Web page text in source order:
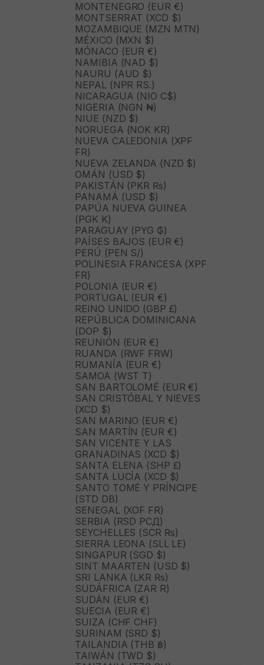
MONTENEGRO (EUR €)
MONTSERRAT (XCD $)
MOZAMBIQUE (MZN MTN)
MÉXICO (MXN $)
MÓNACO (EUR €)
NAMIBIA (NAD $)
NAURU (AUD $)
NEPAL (NPR RS.)
NICARAGUA (NIO C$)
NIGERIA (NGN ₦)
NIUE (NZD $)
NORUEGA (NOK KR)
NUEVA CALEDONIA (XPF
FR)
NUEVA ZELANDA (NZD $)
OMÁN (USD $)
PAKISTÁN (PKR ₨)
PANAMÁ (USD $)
PAPÚA NUEVA GUINEA
(PGK K)
PARAGUAY (PYG ₲)
PAÍSES BAJOS (EUR €)
PERÚ (PEN S/)
POLINESIA FRANCESA (XPF
FR)
POLONIA (EUR €)
PORTUGAL (EUR €)
REINO UNIDO (GBP £)
REPÚBLICA DOMINICANA
(DOP $)
REUNIÓN (EUR €)
RUANDA (RWF FRW)
RUMANÍA (EUR €)
SAMOA (WST T)
SAN BARTOLOMÉ (EUR €)
SAN CRISTÓBAL Y NIEVES
(XCD $)
SAN MARINO (EUR €)
SAN MARTÍN (EUR €)
SAN VICENTE Y LAS
GRANADINAS (XCD $)
SANTA ELENA (SHP £)
SANTA LUCÍA (XCD $)
SANTO TOMÉ Y PRÍNCIPE
(STD DB)
SENEGAL (XOF FR)
SERBIA (RSD РСД)
SEYCHELLES (SCR ₨)
SIERRA LEONA (SLL LE)
SINGAPUR (SGD $)
SINT MAARTEN (USD $)
SRI LANKA (LKR ₨)
SUDÁFRICA (ZAR R)
SUDÁN (EUR €)
SUECIA (EUR €)
SUIZA (CHF CHF)
SURINAM (SRD $)
TAILANDIA (THB ฿)
TAIWÁN (TWD $)